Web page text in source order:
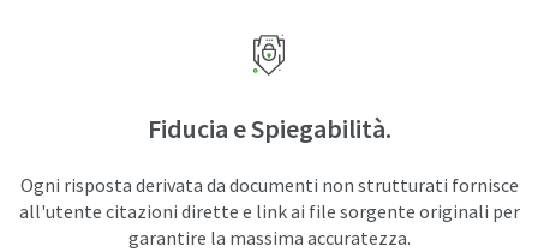
Fiducia e Spiegabilità.
Ogni risposta derivata da documenti non strutturati fornisce
all'utente citazioni dirette e link ai file sorgente originali per
garantire la massima accuratezza.